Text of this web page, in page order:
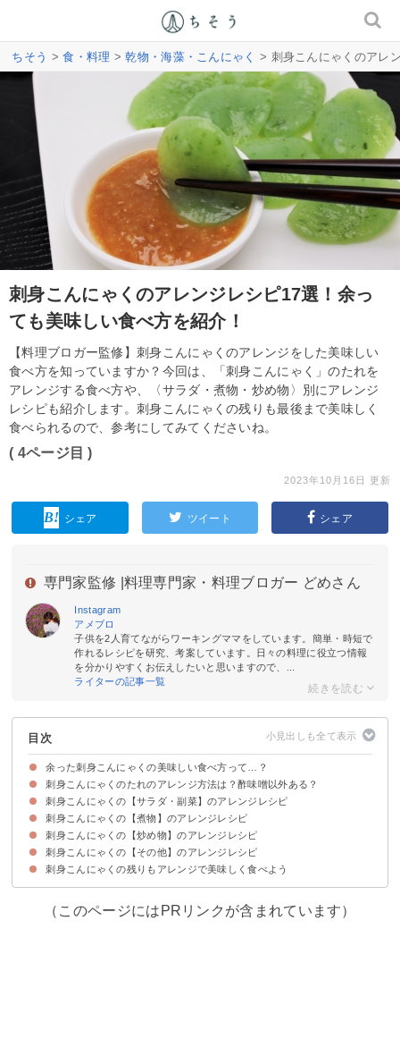
ちそう >食・料理 >乾物・海藻・こんにゃく > 刺身こんにゃくのアレ
刺身こんにゃくのアレンジレシピ17選！余っ
ても美味しい食べ方を紹介！
【料理ブロガー監修】刺身こんにゃくのアレンジをした美味しい
食べ方を知っていますか？今回は、「刺身こんにゃく」のたれを
アレンジする食べ方や、〈サラダ・煮物・炒め物〉別にアレンジ
レシピも紹介します。刺身こんにゃくの残りも最後まで美味しく
食べられるので、参考にしてみてくださいね。
( 4ページ目 )
2023年10月16日 更新
シェア ツイート シェア
専門家監修 | 料理専門家・料理ブロガー どめさん
Instagram
アメブロ
子供を2人育てながらワーキングママをしています。簡単・時短で
作れるレシピを研究、考案しています。日々の料理に役立つ情報
を分かりやすくお伝えしたいと思いますので、...
ライターの記事一覧
目次
余った刺身こんにゃくの美味しい食べ方って…？
刺身こんにゃくのたれのアレンジ方法は？酢味噌以外ある？
①ごま油＋塩
②醤油＋ねぎ＋鰹節
③醤油＋ごま＋からし＋ゆずの皮
刺身こんにゃくの【サラダ・副菜】のアレンジレシピ
①刺身こんにゃくのアレンジサラダ
②刺身こんにゃくとわかめのナムル
③刺身こんにゃくのフルーツサラダ
④刺身こんにゃくの生ハム巻き
⑤刺身こんにゃくのカプレーゼ
⑥お刺身梅こんにゃくのカルパッチョ
刺身こんにゃくの【煮物】のアレンジレシピ
①刺身こんにゃくの卵とじ
②刺身こんにゃくの酢味噌煮
③刺身こんにゃくとエリンギの煮物
刺身こんにゃくの【炒め物】のアレンジレシピ
①刺身こんにゃくの味噌炒め
②刺身こんにゃくの中華炒め
③刺身こんにゃくのソテーイタリアン風
④ささげと刺身こんにゃくの炒め煮
刺身こんにゃくの【その他】のアレンジレシピ
①刺身こんにゃくの天ぷら
②鰹と刺身こんにゃくの漬け丼
③刺身こんにゃくの揚げないチップス
④凍みこんにゃくのうま塩チップス
刺身こんにゃくの残りもアレンジで美味しく食べよう
（このページにはPRリンクが含まれています）